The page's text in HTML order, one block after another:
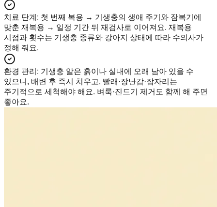
치료 단계 : 첫 번째 복용 → 기생충의 생애 주기와 잠복기에
맞춘 재복용 → 일정 기간 뒤 재검사로 이어져요. 재복용
시점과 횟수는 기생충 종류와 강아지 상태에 따라 수의사가
정해 줘요.
환경 관리 : 기생충 알은 흙이나 실내에 오래 남아 있을 수
있으니, 배변 후 즉시 치우고, 빨래·장난감·잠자리는
주기적으로 세척해야 해요. 벼룩·진드기 제거도 함께 해 주면
좋아요.